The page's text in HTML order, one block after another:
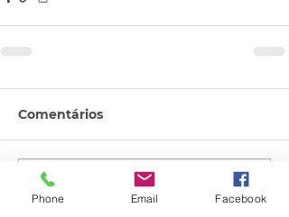
Comentários
Escreva um comentário
Phone Email Facebook